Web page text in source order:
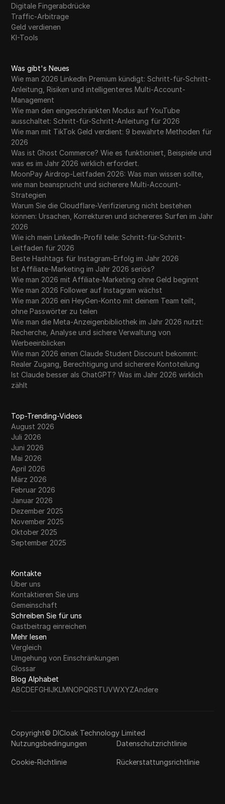
Digitale Fingerabdrücke
Traffic-Arbitrage
Geld verdienen
KI-Tools
Was gibt's Neues
Wie man 2026 LinkedIn Premium kündigt: Schritt-für-Schritt-
Anleitung, Risiken und intelligenteres Multi-Account-
Management
Wie man den eingeschränkten Modus auf YouTube
ausschaltet: Schritt-für-Schritt-Anleitung für 2026
Wie man mit TikTok Geld verdient: 9 bewährte Methoden für
2026
Was ist Ghost Commerce? Wie es funktioniert, Beispiele und
was es im Jahr 2026 wirklich erfordert.
MoonPay Airdrop-Leitfaden 2026: Was man wissen sollte,
wie man beansprucht und sicherere Multi-Account-
Strategien
Warum Sie die Cloudflare-Verifizierung nicht bestehen
können: Ursachen, Korrekturen und sichereres Surfen im Jahr
2026
Wie ich mein LinkedIn-Profil teile: Schritt-für-Schritt-
Leitfaden für 2026
Beste Hashtags für Instagram-Erfolg im Jahr 2026
Ist Affiliate-Marketing im Jahr 2026 seriös?
Wie man 2026 mit Affiliate-Marketing ohne Geld beginnt
Wie man 2026 Follower auf Instagram wächst
Wie man 2026 ein HeyGen-Konto mit deinem Team teilt,
ohne Passwörter zu teilen
Wie man die Meta-Anzeigenbibliothek im Jahr 2026 nutzt:
Recherche, Analyse und sichere Verwaltung von
Werbeeinblicken
Wie man 2026 einen Claude Student Discount bekommt:
Realer Zugang, Berechtigung und sicherere Kontoteilung
Ist Claude besser als ChatGPT? Was im Jahr 2026 wirklich
zählt
Top-Trending-Videos
August 2026
Juli 2026
Juni 2026
Mai 2026
April 2026
März 2026
Februar 2026
Januar 2026
Dezember 2025
November 2025
Oktober 2025
September 2025
Kontakte
Über uns
Kontaktieren Sie uns
Gemeinschaft
Schreiben Sie für uns
Gastbeitrag einreichen
Mehr lesen
Vergleich
Umgehung von Einschränkungen
Glossar
Blog Alphabet
ABCDEFGHIJKLMNOPQRSTUVWXYZAndere
Copyright© DICloak Technology Limited
Nutzungsbedingungen
Datenschutzrichtlinie
Cookie-Richtlinie Rückerstattungsrichtlinie